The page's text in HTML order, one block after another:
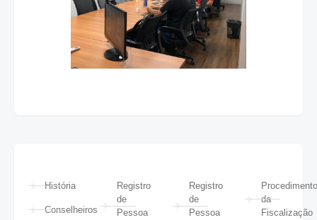
História
Conselheiros
Registro
de
Pessoa
Registro
de
Pessoa
da
Fiscalização